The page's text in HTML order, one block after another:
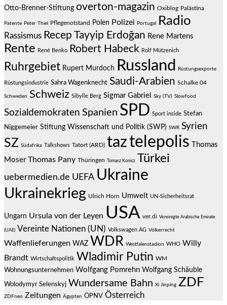
Otto-Brenner-Stiftung overton-magazin Oxiblog Palästina
Patente Peter Thiel Pflegenotstand Polen Polizei Portugal Radio
Rassismus Recep Tayyip Erdoğan Rene Martens
Rente René Benko Robert Habeck Rolf Mützenich
Ruhrgebiet Rupert Murdoch Russland Rüstungsexporte
Rüstungsindustrie Sahra Wagenknecht Saudi-Arabien Schalke 04
Schweden Schweiz Sibylle Berg Sigmar Gabriel Sky (TV) Slowfood
Sozialdemokraten Spanien SPD Sport inside Stefan
Niggemeier Stiftung Wissenschaft und Politik (SWP) SWR Syrien
SZ Südafrika Talkshows Tatort (ARD) taztelepolis
Thomas
Moser Thomas Pany Thüringen Tomasz Konicz Türkei
uebermedien.de UEFA Ukraine
Ukrainekrieg Ulrich Horn Umwelt UN-Sicherheitsrat
Ungarn Ursula von der Leyen USA ver.di Vereinigte Arabische Emirate
(UAE) Vereinte Nationen (UN) Volkswagen AG Völkerrecht
Waffenlieferungen WAZ WDR Westfalenstadion WHO Willy
Brandt Wirtschaftspolitik Wladimir Putin WM
Wohnungsunternehmen Wolfgang Pomrehn Wolfgang Schäuble
Wolodymyr Selenskyj Wundersame Bahn Xi Jinping ZDF
ZDFneo Zeitungen Ägypten ÖPNV Österreich